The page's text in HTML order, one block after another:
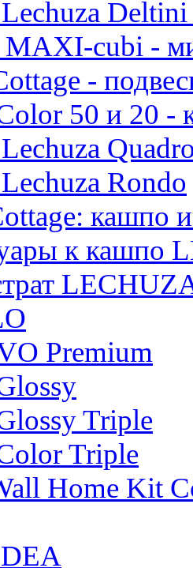
cubi -
-
50 и 20
Rondo
кашпо
к кашпо
Premium
Triple
Triple
Home Kit